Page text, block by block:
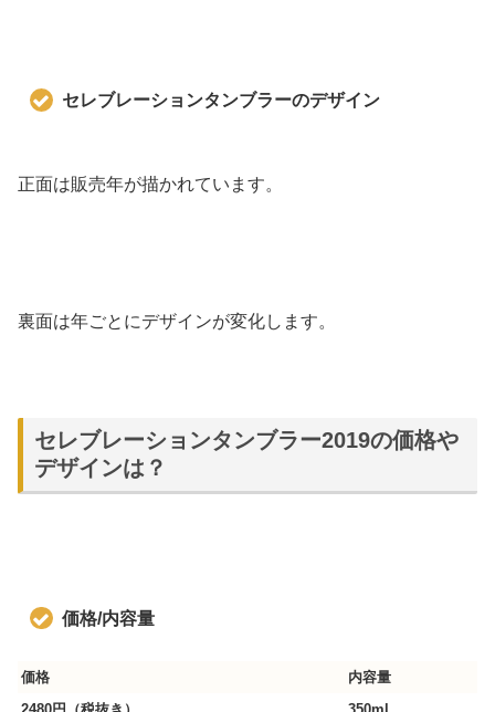
セレブレーションタンブラーのデザイン
正面は販売年が描かれています。
裏面は年ごとにデザインが変化します。
セレブレーションタンブラー2019の価格や
デザインは？
価格/内容量
価格
内容量